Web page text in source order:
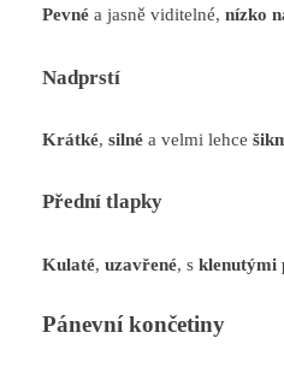
Pevné a jasně viditelné, nízko
Nadprstí
Krátké, silné a velmi lehce
Přední tlapky
Kulaté, uzavřené, s klenutými
Pánevní končetiny